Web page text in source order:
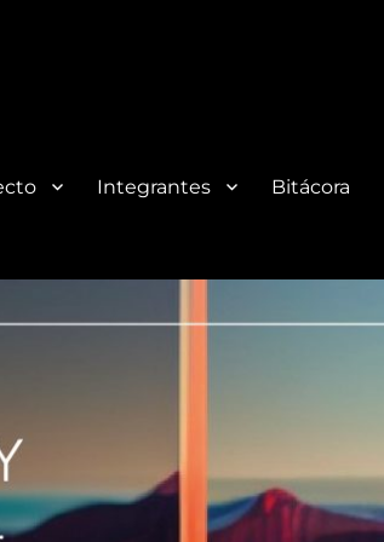
Integrantes Bitácora